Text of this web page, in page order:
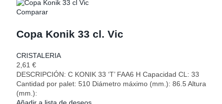
Comparar
Copa Konik 33 cl. Vic
CRISTALERIA
2,61 €
DESCRIPCIÓN: C KONIK 33 ‘T’ FAA6 H Capacidad CL: 33
Cantidad por palet: 510 Diámetro máximo (mm.): 86.5 Altura
(mm.):
Añadir a lista de deseos